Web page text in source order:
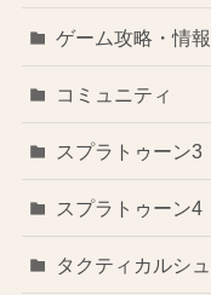
ゲーム攻略・情報
コミュニティ
スプラトゥーン3
スプラトゥーン4
タクティカルシ